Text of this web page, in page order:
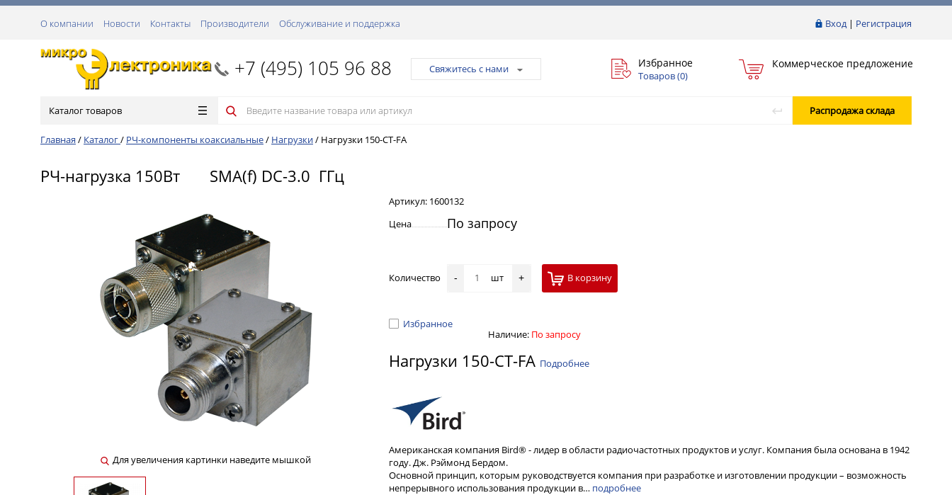
Вход| Регистрация
О компании Новости Контакты Производители Обслуживание и поддержка
+7 (495) 105 96 88 Свяжитесь с нами Избранное
Товаров (0)
Коммерческое предложение
Каталог товаров Распродажа склада
Главная / Каталог/ РЧ-компоненты коаксиальные/ Нагрузки/ Нагрузки 150-CT-FA
РЧ-нагрузка 150Вт SMA(f) DC-3.0 ГГц
Для увеличения картинки наведите мышкой
Артикул: 1600132
Цена
По запросу
Количество - шт + В корзину
Избранное
Наличие: По запросу
Нагрузки 150-CT-FA Подробнее
Американская компания Bird® - лидер в области радиочастотных продуктов и услуг. Компания была основана в 1942
году. Дж. Рэймонд Бердом.
Основной принцип, которым руководствуется компания при разработке и изготовлении продукции – возможность
непрерывного использования продукции в… подробнее